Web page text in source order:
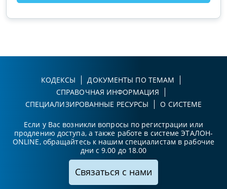
КОДЕКСЫ
ДОКУМЕНТЫ ПО ТЕМАМ
СПРАВОЧНАЯ ИНФОРМАЦИЯ
СПЕЦИАЛИЗИРОВАННЫЕ РЕСУРСЫ
О СИСТЕМЕ
Если у Вас возникли вопросы по регистрации или
продлению доступа, а также работе в системе ЭТАЛОН-
ONLINE, обращайтесь к нашим специалистам в рабочие
дни с 9.00 до 18.00
Связаться с нами